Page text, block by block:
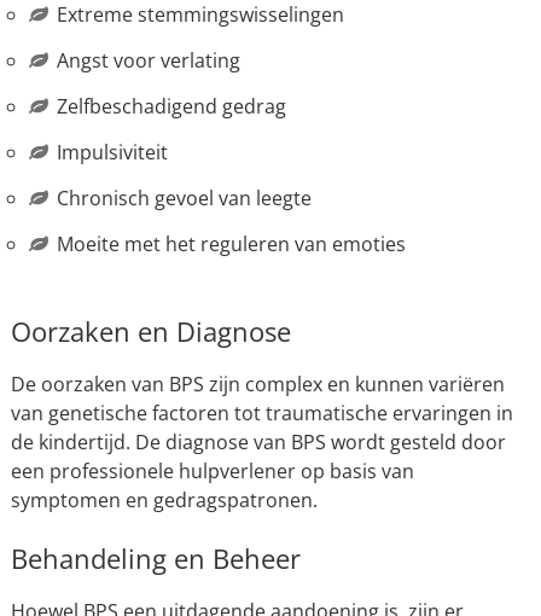
Extreme stemmingswisselingen
Angst voor verlating
Zelfbeschadigend gedrag
Impulsiviteit
Chronisch gevoel van leegte
Moeite met het reguleren van emoties
Oorzaken en Diagnose
De oorzaken van BPS zijn complex en kunnen variëren
van genetische factoren tot traumatische ervaringen in
de kindertijd. De diagnose van BPS wordt gesteld door
een professionele hulpverlener op basis van
symptomen en gedragspatronen.
Behandeling en Beheer